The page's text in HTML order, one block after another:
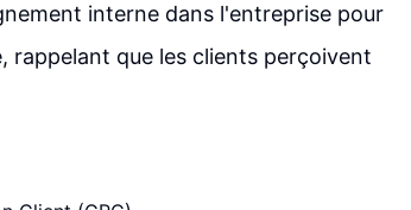
interne dans l'entreprise pour
que les clients perçoivent